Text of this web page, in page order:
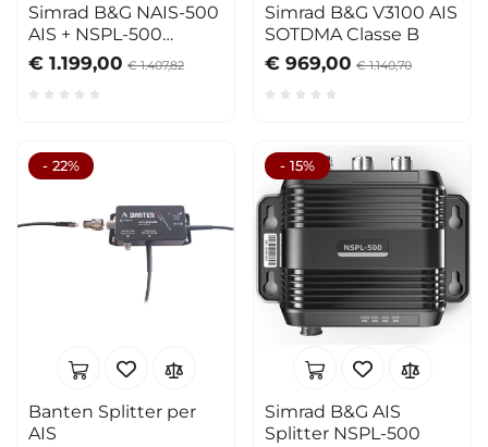
Simrad B&G NAIS-500
AIS + NSPL-500
Splitter
€ 1.199,00 € 1.407,82
Simrad B&G V3100 AIS
SOTDMA Classe B
€ 969,00 € 1.140,70
- 22%
Banten Splitter per
AIS
- 15%
Simrad B&G AIS
Splitter NSPL-500